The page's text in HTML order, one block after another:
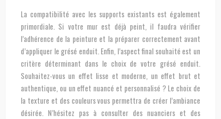
La compatibilité avec les supports existants est également
primordiale. Si votre mur est déjà peint, il faudra vérifier
l’adhérence de la peinture et la préparer correctement avant
d’appliquer le grésé enduit. Enfin, l’aspect final souhaité est un
critère déterminant dans le choix de votre grésé enduit.
Souhaitez-vous un effet lisse et moderne, un effet brut et
authentique, ou un effet nuancé et personnalisé ? Le choix de
la texture et des couleurs vous permettra de créer l’ambiance
désirée. N’hésitez pas à consulter des nuanciers et des